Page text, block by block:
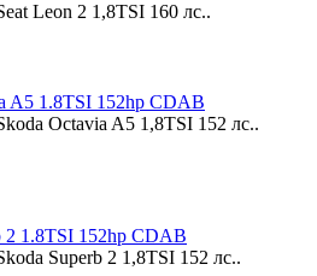
Leon 2 1,8TSI 160 лс..
A5 1.8TSI 152hp CDAB
Octavia A5 1,8TSI 152 лс..
1.8TSI 152hp CDAB
Superb 2 1,8TSI 152 лс..